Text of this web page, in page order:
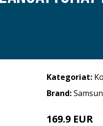
Kategoriat:
Brand:
169.9 EUR